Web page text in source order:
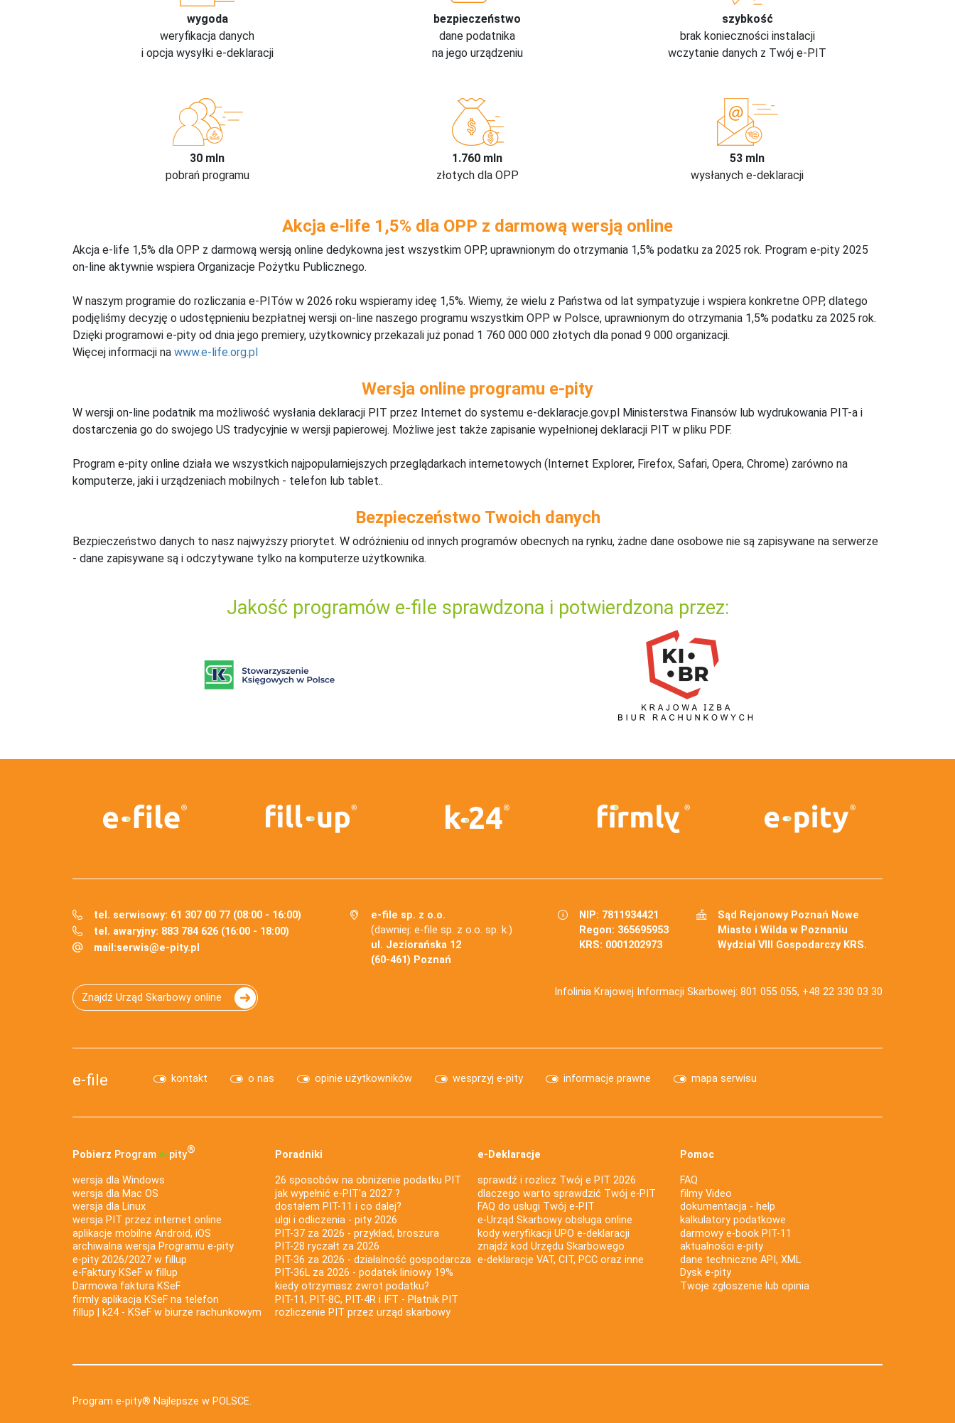
wygoda
weryfikacja danych
i opcja wysyłki e-deklaracji
bezpieczeństwo
dane podatnika
na jego urządzeniu
szybkość
brak konieczności instalacji
wczytanie danych z Twój e-PIT
30 mln
pobrań programu
1.760 mln
złotych dla OPP
53 mln
wysłanych e-deklaracji
Akcja e-life 1,5% dla OPP z darmową wersją online
Akcja e-life 1,5% dla OPP z darmową wersją online dedykowna jest wszystkim OPP, uprawnionym do otrzymania 1,5% podatku za 2025 rok. Program e-pity 2025
on-line aktywnie wspiera Organizacje Pożytku Publicznego.
W naszym programie do rozliczania e-PITów w 2026 roku wspieramy ideę 1,5%. Wiemy, że wielu z Państwa od lat sympatyzuje i wspiera konkretne OPP, dlatego
podjęliśmy decyzję o udostępnieniu bezpłatnej wersji on-line naszego programu wszystkim OPP w Polsce, uprawnionym do otrzymania 1,5% podatku za 2025 rok.
Dzięki programowi e-pity od dnia jego premiery, użytkownicy przekazali już ponad 1 760 000 000 złotych dla ponad 9 000 organizacji.
Więcej informacji na www.e-life.org.pl
Wersja online programu e-pity
W wersji on-line podatnik ma możliwość wysłania deklaracji PIT przez Internet do systemu e-deklaracje.gov.pl Ministerstwa Finansów lub wydrukowania PIT-a i
dostarczenia go do swojego US tradycyjnie w wersji papierowej. Możliwe jest także zapisanie wypełnionej deklaracji PIT w pliku PDF.
Program e-pity online działa we wszystkich najpopularniejszych przeglądarkach internetowych (Internet Explorer, Firefox, Safari, Opera, Chrome) zarówno na
komputerze, jaki i urządzeniach mobilnych - telefon lub tablet..
Bezpieczeństwo Twoich danych
Bezpieczeństwo danych to nasz najwyższy priorytet. W odróżnieniu od innych programów obecnych na rynku, żadne dane osobowe nie są zapisywane na serwerze
- dane zapisywane są i odczytywane tylko na komputerze użytkownika.
Jakość programów e-file sprawdzona i potwierdzona przez:
tel. serwisowy: 61 307 00 77 (08:00 - 16:00)
tel. awaryjny: 883 784 626 (16:00 - 18:00)
mail:serwis@e-pity.pl
e-file sp. z o.o.
(dawniej: e-file sp. z o.o. sp. k.)
ul. Jeziorańska 12
(60-461) Poznań
NIP: 7811934421
Regon: 365695953
KRS: 0001202973
Sąd Rejonowy Poznań Nowe
Miasto i Wilda w Poznaniu
Wydział VIII Gospodarczy KRS.
Znajdź Urząd Skarbowy online Infolinia Krajowej Informacji Skarbowej: 801 055 055, +48 22 330 03 30
e-file kontakt o nas opinie użytkowników wesprzyj e-pity informacje prawne mapa serwisu
Pobierz Program e‑pity®
wersja dla Windows
wersja dla Mac OS
wersja dla Linux
wersja PIT przez internet online
aplikacje mobilne Android, iOS
archiwalna wersja Programu e-pity
e-pity 2026/2027 w fillup
e‑Faktury KSeF w fillup
Darmowa faktura KSeF
firmly aplikacja KSeF na telefon
fillup | k24 - KSeF w biurze rachunkowym
Poradniki
26 sposobów na obniżenie podatku PIT
jak wypełnić e-PIT'a 2027 ?
dostałem PIT-11 i co dalej?
ulgi i odliczenia - pity 2026
PIT-37 za 2026 - przykład, broszura
PIT-28 ryczałt za 2026
PIT-36 za 2026 - działalność gospodarcza
PIT-36L za 2026 - podatek liniowy 19%
kiedy otrzymasz zwrot podatku?
PIT-11, PIT-8C, PIT-4R i IFT - Płatnik PIT
rozliczenie PIT przez urząd skarbowy
e-Deklaracje
sprawdź i rozlicz Twój e PIT 2026
dlaczego warto sprawdzić Twój e-PIT
FAQ do usługi Twój e-PIT
e-Urząd Skarbowy obsługa online
kody weryfikacji UPO e-deklaracji
znajdź kod Urzędu Skarbowego
e-deklaracje VAT, CIT, PCC oraz inne
Pomoc
FAQ
filmy Video
dokumentacja - help
kalkulatory podatkowe
darmowy e-book PIT-11
aktualności e-pity
dane techniczne API, XML
Dysk e-pity
Twoje zgłoszenie lub opinia
Program e-pity® Najlepsze w POLSCE.